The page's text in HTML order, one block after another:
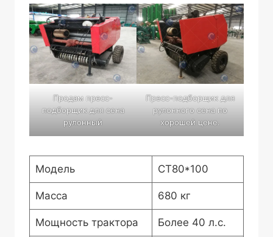
Продам пресс-
подборщик для сена
рулонный
Пресс-подборщик для
рулонного сена по
хорошей цене.
Модель СТ80*100
Масса 680 кг
Мощность трактора Более 40 л.с.